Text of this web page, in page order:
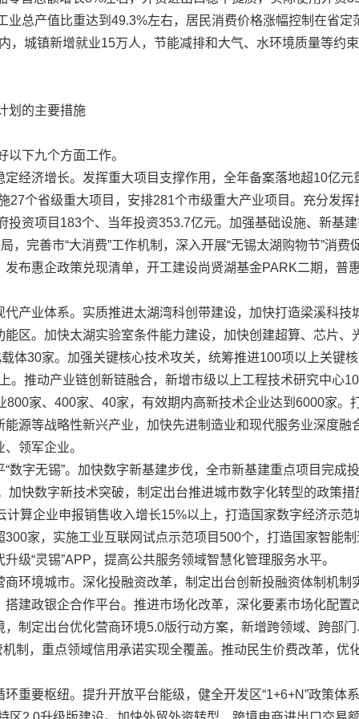
业总产值比重达到49.3%左右，居民消费价格涨幅控制在省
，城镇新增就业15万人，节能减排和大气、水环境质量等约
的主要措施
下九个方面工作。
济增长。发挥重大项目支撑作用，全年备案落地超10亿元
27个省级重大项目，安排281个市级重大产业项目。充分发
投资项目183个、当年投资353.7亿元。加强基础设施、新基
，完善市“大消费”工作机制，深入开展“无锡太湖购物节”消
布惠企政策兑现清单，开工建设尚贤湖基金PARK二期，普
业体系。实质推进太湖湾科创带建设，加快打造梁溪科技
区。加快太湖实验室条件能力建设，加快创建超算、芯片
体30家。加强关键核心技术攻关，统筹推进100项以上关键
。推动产业链创新链融合，新增市级以上工程技术研究中心
家、400家、40家，有效期内高新技术企业达到6000家。
源等战略性新兴产业，加快先进制造业和现代服务业深度
领军企业。
无锡”。加快数字新基建步伐，全市新基建重点项目完成
加快数字新技术突破，制定出台推进城市数字化转型的政策
算企业申报销售收入增长15%以上，打造国家数字经济示
家，实施工业互联网试点示范项目500个，打造国家智能
级“灵锡”APP，提高公共服务领域智慧化管理服务水平。
境城市。深化投融资改革，制定出台创新投融资体制机制
建政银企合作平台。推进市场化改革，深化要素市场化配
制定出台优化营商环境5.0版行动方案，新增跨领域、跨部门
制，重点领域信用承诺实现全覆盖。推动民生价费改革，优
要枢纽。提升开放平台能级，健全开发区“1+6+N”政策体